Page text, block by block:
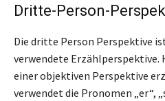
Dritte-Person-
Die dritte Person Perspektive
verwendete Erzählperspektive.
einer objektiven Perspektive
verwendet die Pronomen „er“,